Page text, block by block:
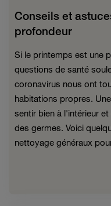
Conseils et
profondeur
Si le printemps est une
questions de santé
coronavirus nous ont
habitations propres.
sentir bien à l'intérieur
des germes. Voici
nettoyage généraux